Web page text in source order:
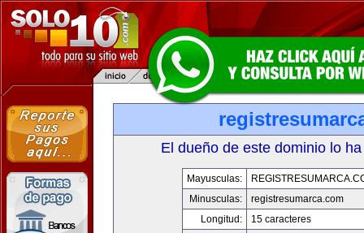
El dueño de este dominio lo
Mayusculas:
Minusculas:
registresumarca.com
Longitud:
15 caracteres